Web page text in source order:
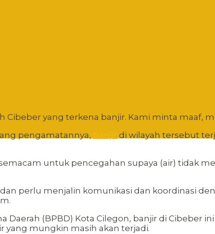
yang terkena banjir. Kami minta maaf,
pengamatannya,
di wilayah tersebut
untuk pencegahan supaya (air) tidak
perlu menjalin komunikasi dan koordinasi
(BPBD) Kota Cilegon, banjir di Cibeber
yang mungkin masih akan terjadi.